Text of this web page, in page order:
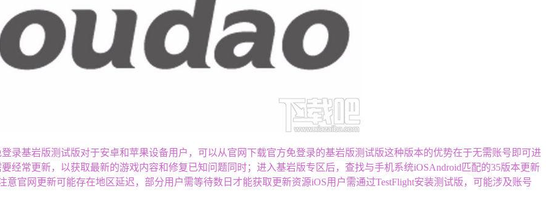
录基岩版测试版对于安卓和苹果设备用户，可以从官网下载官方免登录的基岩版测试版这种版本的优势在于无需账号即可进
经常更新，以获取最新的游戏内容和修复已知问题同时；进入基岩版专区后，查找与手机系统iOSAndroid匹配的35版本更新
官网更新可能存在地区延迟，部分用户需等待数日才能获取更新资源iOS用户需通过TestFlight安装测试版，可能涉及账号